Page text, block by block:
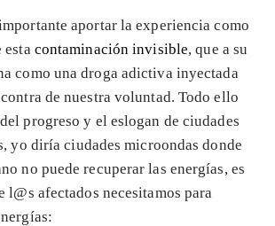
aportar la experiencia como
esta contaminación invisible, que a su
como una droga adictiva inyectada
de nuestra voluntad. Todo ello
progreso y el eslogan de ciudades
yo diría ciudades microondas donde
no puede recuperar las energías, es
l@s afectados necesitamos para